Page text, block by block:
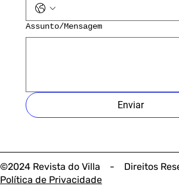
©2024 Revista do Villa - Direitos
Política de Privacidade
Assunto/Mensagem
Enviar